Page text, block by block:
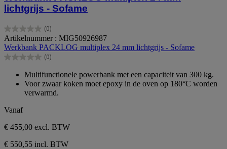
lichtgrijs - Sofame
(0)
0.0
van
de
5
Artikelnummer : MIG50926987
Werkbank PACKLOG multiplex 24 mm lichtgrijs - Sofame
(0)
0.0
sterren.
Multifunctionele powerbank met een capaciteit van 300 kg.
Voor zwaar koken moet epoxy in de oven op 180°C worden
verwarmd.
Vanaf
€ 455,00 excl. BTW
€ 550,55 incl. BTW